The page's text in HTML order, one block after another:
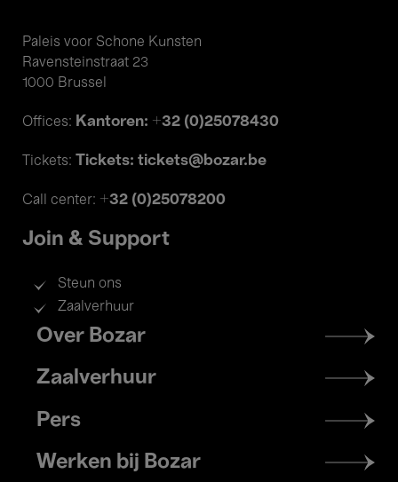
Paleis voor Schone Kunsten
Ravensteinstraat 23
1000 Brussel
Offices: Kantoren: +32 (0)25078430
Tickets: Tickets: tickets@bozar.be
Call center: +32 (0)25078200
Join & Support
Steun ons
Zaalverhuur
Footer
menu
Over Bozar
Zaalverhuur
Pers
Werken bij Bozar